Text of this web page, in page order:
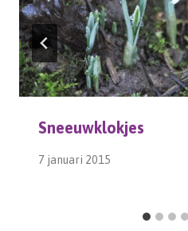
Sneeuwklokjes
7 januari 2015